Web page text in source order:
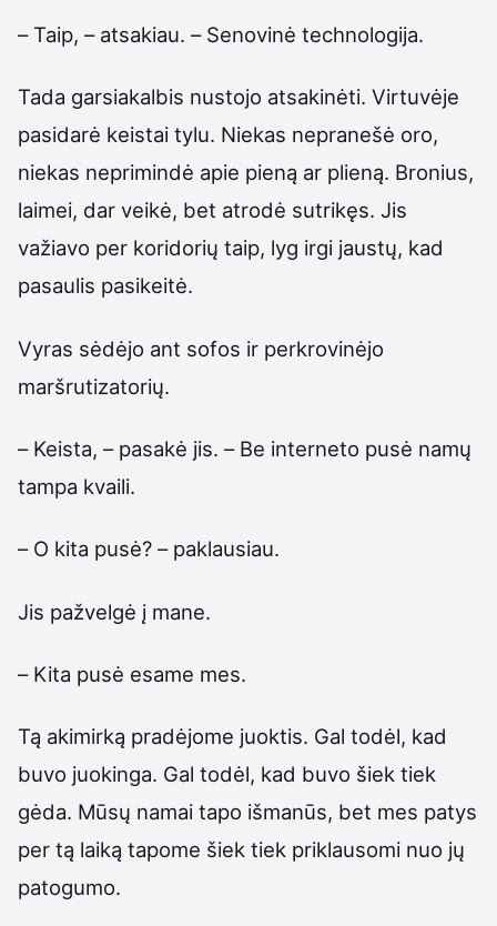
– Taip, – atsakiau. – Senovinė technologija.
Tada garsiakalbis nustojo atsakinėti. Virtuvėje
pasidarė keistai tylu. Niekas nepranešė oro,
niekas neprimindė apie pieną ar plieną. Bronius,
laimei, dar veikė, bet atrodė sutrikęs. Jis
važiavo per koridorių taip, lyg irgi jaustų, kad
pasaulis pasikeitė.
Vyras sėdėjo ant sofos ir perkrovinėjo
maršrutizatorių.
– Keista, – pasakė jis. – Be interneto pusė namų
tampa kvaili.
– O kita pusė? – paklausiau.
Jis pažvelgė į mane.
– Kita pusė esame mes.
Tą akimirką pradėjome juoktis. Gal todėl, kad
buvo juokinga. Gal todėl, kad buvo šiek tiek
gėda. Mūsų namai tapo išmanūs, bet mes patys
per tą laiką tapome šiek tiek priklausomi nuo jų
patogumo.